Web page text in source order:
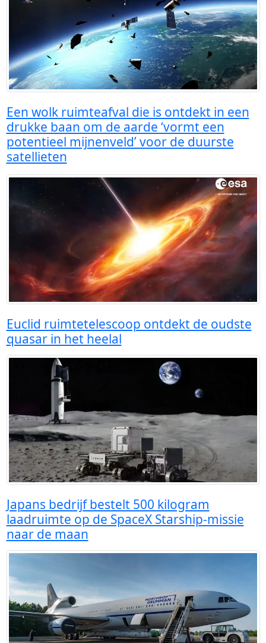
Een wolk ruimteafval die is ontdekt in een
drukke baan om de aarde ‘vormt een
potentieel mijnenveld’ voor de duurste
satellieten
Euclid ruimtetelescoop ontdekt de oudste
quasar in het heelal
Japans bedrijf bestelt 500 kilogram
laadruimte op de SpaceX Starship-missie
naar de maan